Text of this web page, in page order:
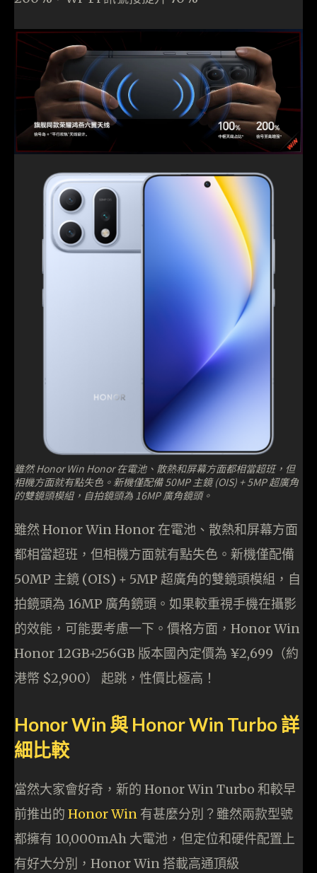
雖然 Honor Win Honor 在電池、散熱和屏幕方面都相當超班，但
相機方面就有點失色。新機僅配備 50MP 主鏡 (OIS) + 5MP 超廣角
的雙鏡頭模組，自拍鏡頭為 16MP 廣角鏡頭。
雖然 Honor Win Honor 在電池、散熱和屏幕方面
都相當超班，但相機方面就有點失色。新機僅配備
50MP 主鏡 (OIS) + 5MP 超廣角的雙鏡頭模組，自
拍鏡頭為 16MP 廣角鏡頭。如果較重視手機在攝影
的效能，可能要考慮一下。價格方面，Honor Win
Honor 12GB+256GB 版本國內定價為 ¥2,699（約
港幣 $2,900） 起跳，性價比極高！
Honor Win 與 Honor Win Turbo 詳
細比較
當然大家會好奇，新的 Honor Win Turbo 和較早
前推出的 Honor Win 有甚麼分別？雖然兩款型號
都擁有 10,000mAh 大電池，但定位和硬件配置上
有好大分別，Honor Win 搭載高通頂級